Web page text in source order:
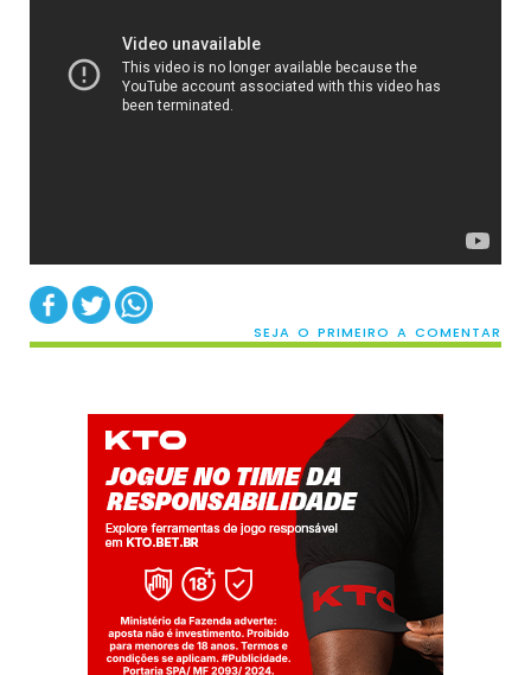
SEJA O PRIMEIRO A COMENTAR